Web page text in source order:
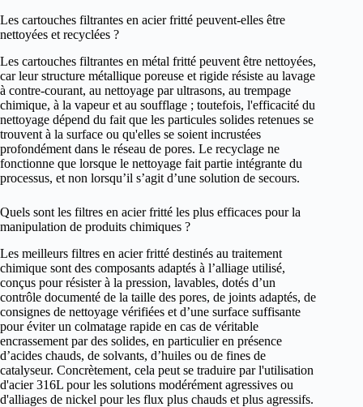
Les cartouches filtrantes en acier fritté peuvent-elles être
nettoyées et recyclées ?
Les cartouches filtrantes en métal fritté peuvent être nettoyées,
car leur structure métallique poreuse et rigide résiste au lavage
à contre-courant, au nettoyage par ultrasons, au trempage
chimique, à la vapeur et au soufflage ; toutefois, l'efficacité du
nettoyage dépend du fait que les particules solides retenues se
trouvent à la surface ou qu'elles se soient incrustées
profondément dans le réseau de pores. Le recyclage ne
fonctionne que lorsque le nettoyage fait partie intégrante du
processus, et non lorsqu’il s’agit d’une solution de secours.
Quels sont les filtres en acier fritté les plus efficaces pour la
manipulation de produits chimiques ?
Les meilleurs filtres en acier fritté destinés au traitement
chimique sont des composants adaptés à l’alliage utilisé,
conçus pour résister à la pression, lavables, dotés d’un
contrôle documenté de la taille des pores, de joints adaptés, de
consignes de nettoyage vérifiées et d’une surface suffisante
pour éviter un colmatage rapide en cas de véritable
encrassement par des solides, en particulier en présence
d’acides chauds, de solvants, d’huiles ou de fines de
catalyseur. Concrètement, cela peut se traduire par l'utilisation
d'acier 316L pour les solutions modérément agressives ou
d'alliages de nickel pour les flux plus chauds et plus agressifs.